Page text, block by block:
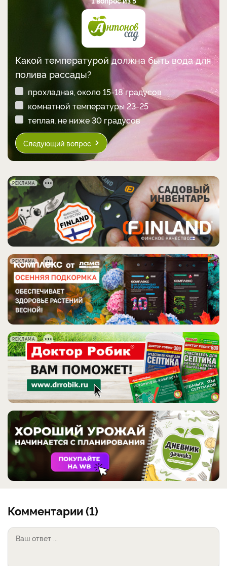
Какой температурой должна быть вода для
полива рассады?
прохладная, около 15-18 градусов
комнатной температуры 23-25
теплая, не ниже 30 градусов
Следующий вопрос
РЕКЛАМА
РЕКЛАМА
РЕКЛАМА
Комментарии (1)